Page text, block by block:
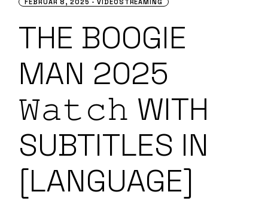
FEBRUÁR 8, 2025 VIDEOSTREAMING
THE BOOGIE
MAN 2025
𝚆𝚊𝚝𝚌𝚑 WITH
SUBTITLES IN
[LANGUAGE]